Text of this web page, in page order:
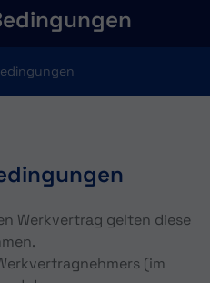
Werkvertrag gelten diese
(im